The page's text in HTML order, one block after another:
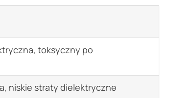
toksyczny po
niskie straty dielektryczne